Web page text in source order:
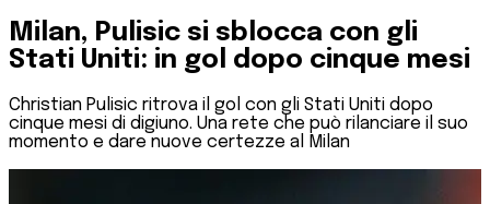
Milan, Pulisic si sblocca con gli
Stati Uniti: in gol dopo cinque mesi
Christian Pulisic ritrova il gol con gli Stati Uniti dopo
cinque mesi di digiuno. Una rete che può rilanciare il suo
momento e dare nuove certezze al Milan